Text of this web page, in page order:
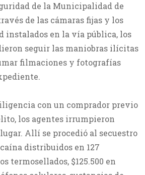
de la Municipalidad de
de las cámaras fijas y los
instalados en la vía pública, los
seguir las maniobras ilícitas
filmaciones y fotografías
con un comprador previo
los agentes irrumpieron
Allí se procedió al secuestro
distribuidos en 127
termosellados, $125.500 en